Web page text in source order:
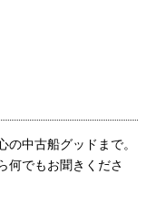
中古船グッドまで。
何でもお聞きくださ